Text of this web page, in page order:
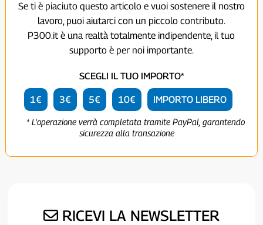
Se ti è piaciuto questo articolo e vuoi sostenere il nostro
lavoro, puoi aiutarci con un piccolo contributo.
P300.it è una realtà totalmente indipendente, il tuo
supporto è per noi importante.
SCEGLI IL TUO IMPORTO*
1€ 3€ 5€ 10€ IMPORTO LIBERO
* L'operazione verrà completata tramite PayPal, garantendo
sicurezza alla transazione
RICEVI LA NEWSLETTER